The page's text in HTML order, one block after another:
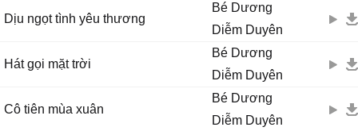
Dịu ngọt tình yêu thương
Bé Dương
Diễm Duyên
Hát gọi mặt trời
Bé Dương
Diễm Duyên
Cô tiên mùa xuân
Bé Dương
Diễm Duyên